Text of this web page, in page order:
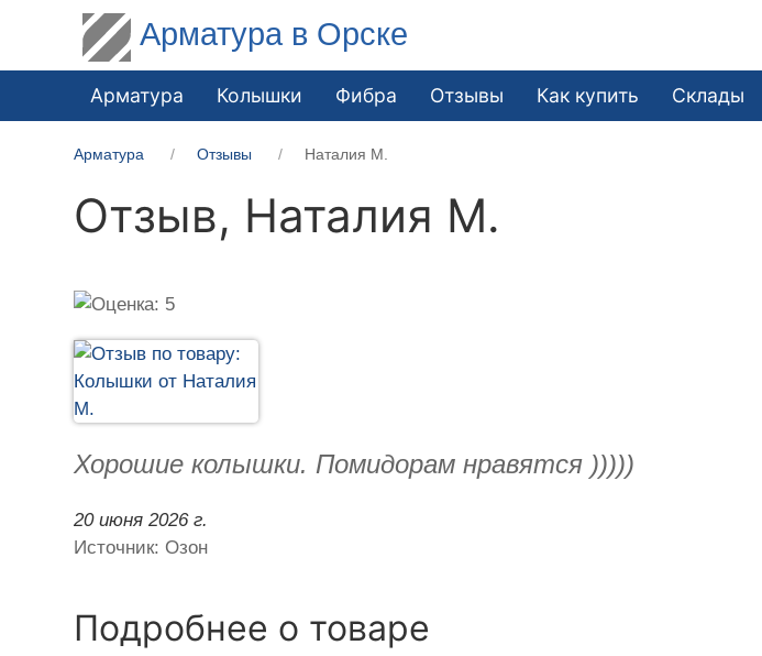
Арматура в Орске
Арматура Колышки Фибра Отзывы Как купить Склады
Арматура Отзывы Наталия М.
Отзыв, Наталия М.
Хорошие колышки. Помидорам нравятся )))))
20 июня 2026 г.
Источник: Озон
Подробнее о товаре